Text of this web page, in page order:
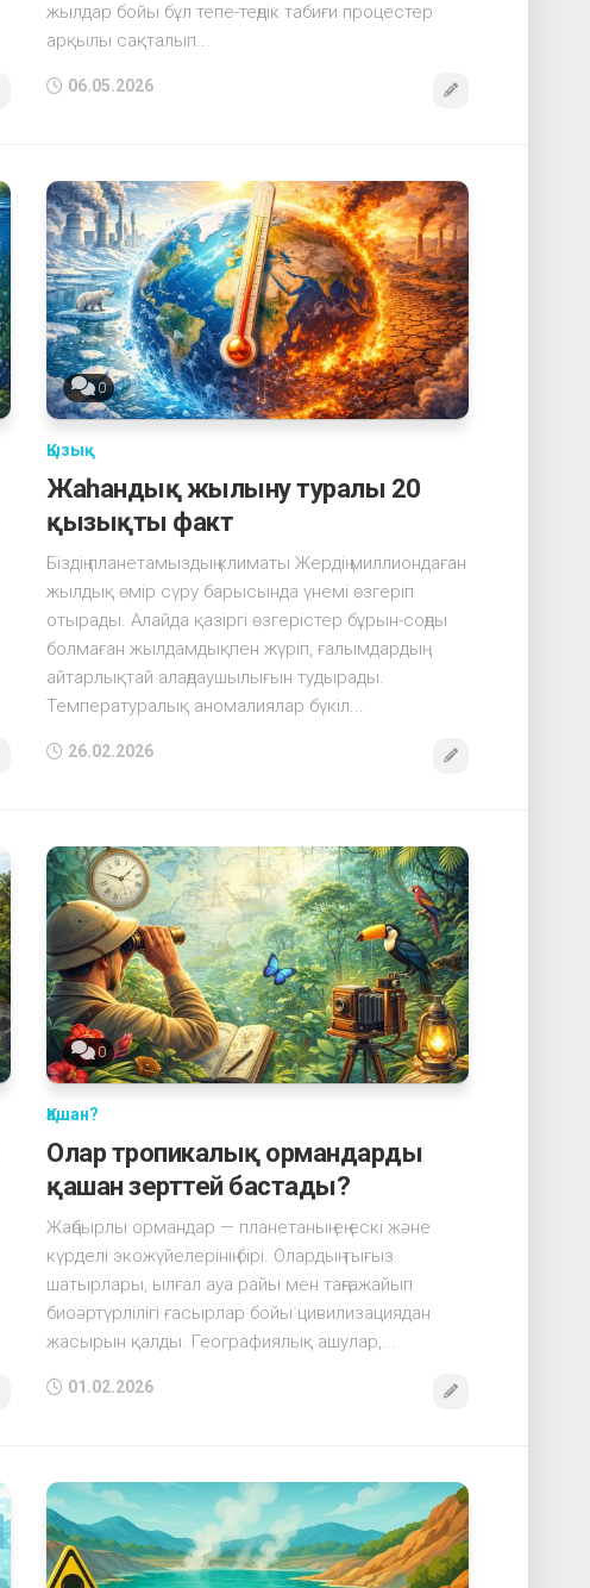
жылдар бойы бұл тепе-теңдік табиғи процестер
арқылы сақталып...
06.05.2026
0
Қызық
Жаһандық жылыну туралы 20
қызықты факт
Біздің планетамыздың климаты Жердің миллиондаған
жылдық өмір сүру барысында үнемі өзгеріп
отырады. Алайда қазіргі өзгерістер бұрын-соңды
болмаған жылдамдықпен жүріп, ғалымдардың
айтарлықтай алаңдаушылығын тудырады.
Температуралық аномалиялар бүкіл...
26.02.2026
0
Қашан?
Олар тропикалық ормандарды
қашан зерттей бастады?
Жаңбырлы ормандар — планетаның ең ескі және
күрделі экожүйелерінің бірі. Олардың тығыз
шатырлары, ылғал ауа райы мен таңғажайып
биоәртүрлілігі ғасырлар бойы цивилизациядан
жасырын қалды. Географиялық ашулар,...
01.02.2026